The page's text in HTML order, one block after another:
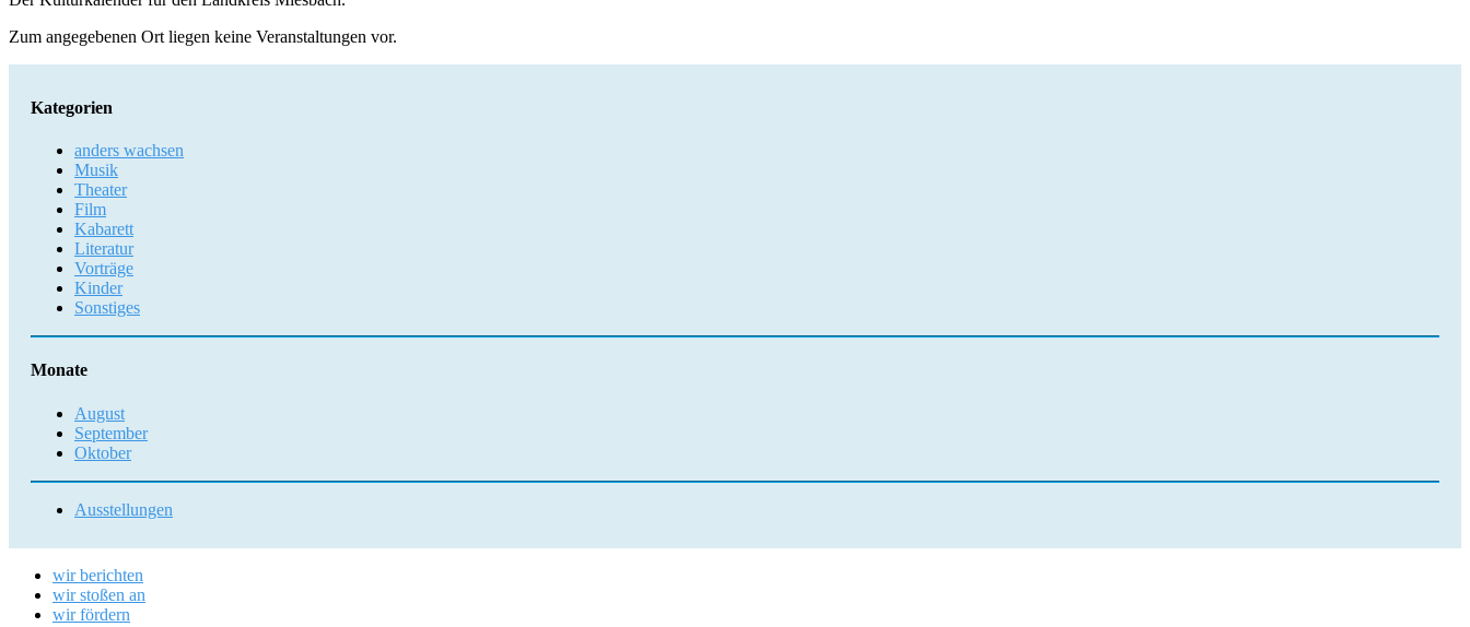
Zum angegebenen Ort liegen keine Veranstaltungen vor.
Kategorien
anders wachsen
Musik
Theater
Film
Kabarett
Literatur
Vorträge
Kinder
Sonstiges
Monate
August
September
Oktober
Ausstellungen
wir berichten
wir stoßen an
wir fördern